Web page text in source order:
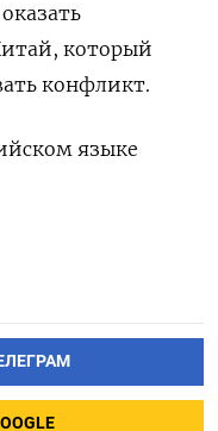
который
конфликт.
языке